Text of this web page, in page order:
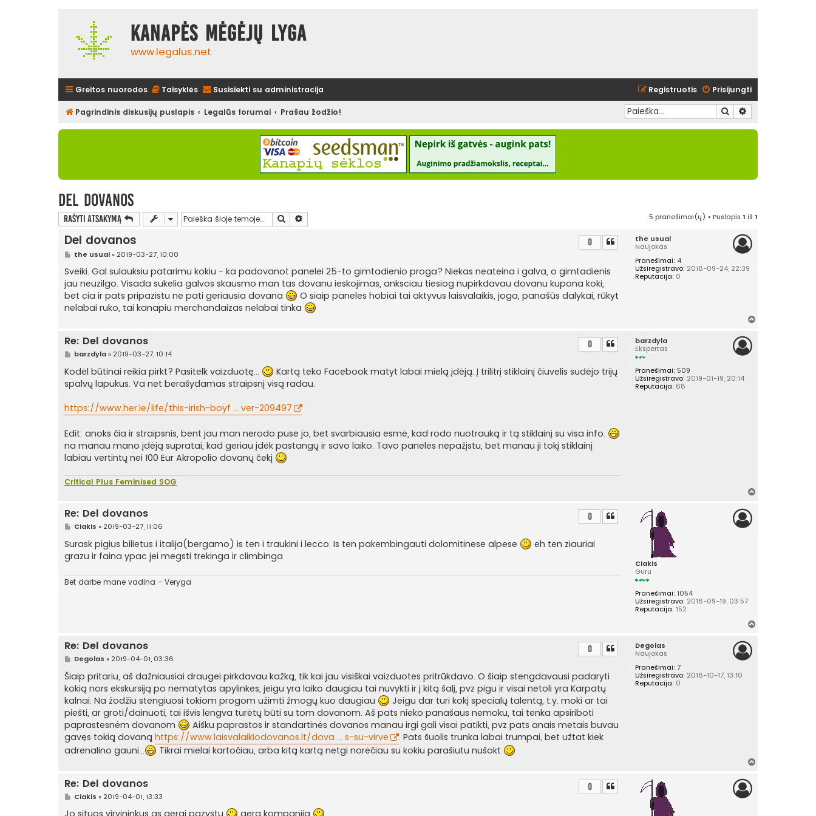
Kanapės mėgėjų lyga
www.legalus.net
Greitos nuorodos Taisyklės Susisiekti su administracija Prisijungti
Registruotis
Pagrindinis diskusijų puslapis Legalūs forumai Prašau žodžio! Ieškoti
Del dovanos
Rašyti atsakymą Ieškoti 5 pranešimai(ų) • Puslapis 1 iš 1
the usual
Naujokas
Pranešimai: 4
Užsiregistravo: 2018-09-24, 22:39
Reputacija: 0
Del dovanos 0
S
a
n
d
a
r
t
the usual» 2019-03-27, 10:00
Sveiki. Gal sulauksiu patarimu kokiu - ka padovanot panelei 25-to gimtadienio proga? Niekas neateina i galva, o gimtadienis
jau neuzilgo. Visada sukelia galvos skausmo man tas dovanu ieskojimas, anksciau tiesiog nupirkdavau dovanu kupona koki,
bet cia ir pats pripazistu ne pati geriausia dovana
O siaip paneles hobiai tai aktyvus laisvalaikis, joga, panašūs dalykai, rūkyt
nelabai ruko, tai kanapiu merchandaizas nelabai tinka
barzdyla
Ekspertas
Pranešimai: 509
Užsiregistravo: 2019-01-19, 20:14
Reputacija: 68
Re: Del dovanos 0
S
a
n
d
t
i
ė
barzdyla» 2019-03-27, 10:14
Kodėl būtinai reikia pirkt? Pasitelk vaizduotę...
Kartą teko Facebook matyt labai mielą įdėją. Į trilitrį stiklainį čiuvelis sudėjo trijų
spalvų lapukus. Va net berašydamas straipsnį visą radau.
https://www.her.ie/life/this-irish-boyf ... ver-209497
Edit: anoks čia ir straipsnis, bent jau man nerodo pusė jo, bet svarbiausia esmė, kad rodo nuotrauką ir tą stiklainį su visa info.
na manau mano įdėją supratai, kad geriau įdėk pastangų ir savo laiko. Tavo panelės nepažįstu, bet manau ji tokį stiklainį
labiau vertintų nei 100 Eur Akropolio dovanų čekį
Critical Plus Feminised SOG
Ciakis
Guru
Pranešimai: 1054
Užsiregistravo: 2018-09-19, 03:57
Reputacija: 152
Re: Del dovanos 0
S
a
n
d
r
t
Ciakis » 2019-03-27, 11:06
Surask pigius bilietus i italija(bergamo) is ten i traukini i lecco. Is ten pakembingauti dolomitinese alpese
eh ten ziauriai
grazu ir faina ypac jei megsti trekinga ir climbinga
Bet darbe mane vadina - Veryga
Degolas
Naujokas
Pranešimai: 7
Užsiregistravo: 2018-10-17, 13:10
Reputacija: 0
Re: Del dovanos 0
S
a
n
d
a
r
t
i
n
ė
Degolas » 2019-04-01, 03:36
Šiaip pritariu, aš dažniausiai draugei pirkdavau kažką, tik kai jau visiškai vaizduotės pritrūkdavo. O šiaip stengdavausi padaryti
kokią nors ekskursiją po nematytas apylinkes, jeigu yra laiko daugiau tai nuvykti ir į kitą šalį, pvz pigu ir visai netoli yra Karpatų
kalnai. Na žodžiu stengiuosi tokiom progom užimti žmogų kuo daugiau
Jeigu dar turi kokį specialų talentą, t.y. moki ar tai
piešti, ar groti/dainuoti, tai išvis lengva turėtų būti su tom dovanom. Aš pats nieko panašaus nemoku, tai tenka apsiriboti
paprastesnėm dovanom
Aišku paprastos ir standartinės dovanos manau irgi gali visai patikti, pvz pats anais metais buvau
gavęs tokią dovaną https://www.laisvalaikiodovanos.lt/dova ... s-su-virve
. Pats šuolis trunka labai trumpai, bet užtat kiek
adrenalino gauni...
Tikrai mielai kartočiau, arba kitą kartą netgi norėčiau su kokiu parašiutu nušokt
Re: Del dovanos 0
S
a
Ciakis » 2019-04-01, 13:33